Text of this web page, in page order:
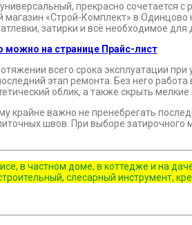
прекрасно сочетается
магазин «Строй-Комплект» в
затирки и всё необходимое для
можно на странице Прайс-лист
всего срока эксплуатации
этап ремонта. Без него
облик, а также скрыть мелкие
крайне важно не пренебрегать
швов. При выборе затирочного
в частном доме, в коттедже и
слесарный инструмент,